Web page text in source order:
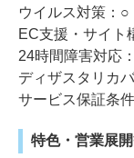
ウイルス対策：○
EC支援・サイト
24時間障害対応
ディザスタリカ
サービス保証条
特色・営業展